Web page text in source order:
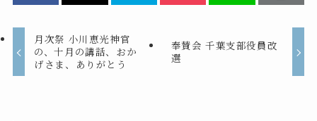
月次祭 小川恵光神官
の、十月の講話、おか
げさま、ありがとう
奉賛会 千葉支部役員改
選